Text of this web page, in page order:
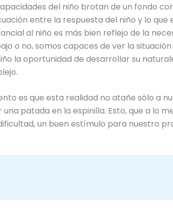
del niño brotan de un fondo
entre la respuesta del niño y lo que
al niño es más bien reflejo de la
o no, somos capaces de ver la
la oportunidad de desarrollar su
es que esta realidad no atañe sólo a
patada en la espinilla. Esto, que a lo
un buen estímulo para nuestro